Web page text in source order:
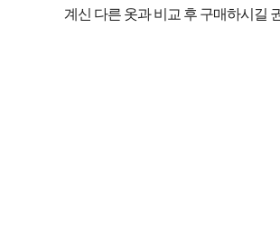
계신 다른 옷과 비교 후 구매하시길